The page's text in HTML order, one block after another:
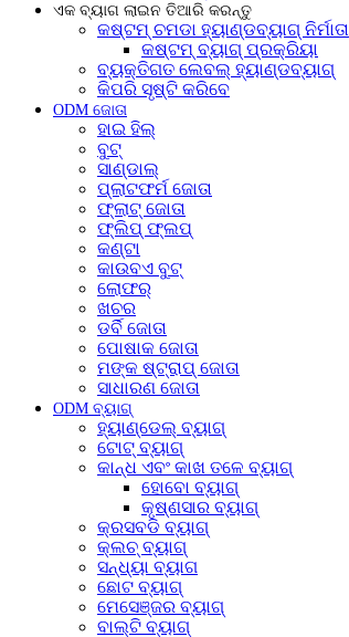
ଏକ ବ୍ୟାଗ ଲାଇନ ତିଆରି କରନ୍ତୁ
କଷ୍ଟମ୍ ଚମଡା ହ୍ୟାଣ୍ଡବ୍ୟାଗ୍ ନିର୍ମାତା
କଷ୍ଟମ୍ ବ୍ୟାଗ୍ ପ୍ରକ୍ରିୟା
ବ୍ୟକ୍ତିଗତ ଲେବଲ୍ ହ୍ୟାଣ୍ଡବ୍ୟାଗ୍
କିପରି ସୃଷ୍ଟି କରିବେ
ODM ଜୋତା
ହାଇ ହିଲ୍
ବୁଟ୍
ସାଣ୍ଡାଲ୍
ପ୍ଲାଟଫର୍ମ ଜୋତା
ଫ୍ଲାଟ୍ ଜୋତା
ଫ୍ଲିପ୍ ଫ୍ଲପ୍
କଣ୍ଟା
କାଉବଏ ବୁଟ୍
ଲୋଫର୍
ଖଚର
ଡର୍ବି ଜୋତା
ପୋଷାକ ଜୋତା
ମଙ୍କ ଷ୍ଟ୍ରାପ୍ ଜୋତା
ସାଧାରଣ ଜୋତା
ODM ବ୍ୟାଗ୍
ହ୍ୟାଣ୍ଡେଲ୍ ବ୍ୟାଗ୍
ଟୋଟ୍ ବ୍ୟାଗ୍
କାନ୍ଧ ଏବଂ କାଖ ତଳେ ବ୍ୟାଗ୍
ହୋବୋ ବ୍ୟାଗ୍
କୃଷ୍ଣସାର ବ୍ୟାଗ୍
କ୍ରସବଡି ବ୍ୟାଗ୍
କ୍ଲଚ୍ ବ୍ୟାଗ୍
ସନ୍ଧ୍ୟା ବ୍ୟାଗ
ଛୋଟ ବ୍ୟାଗ୍
ମେସେଞ୍ଜର ବ୍ୟାଗ୍
ବାଲ୍ଟି ବ୍ୟାଗ୍